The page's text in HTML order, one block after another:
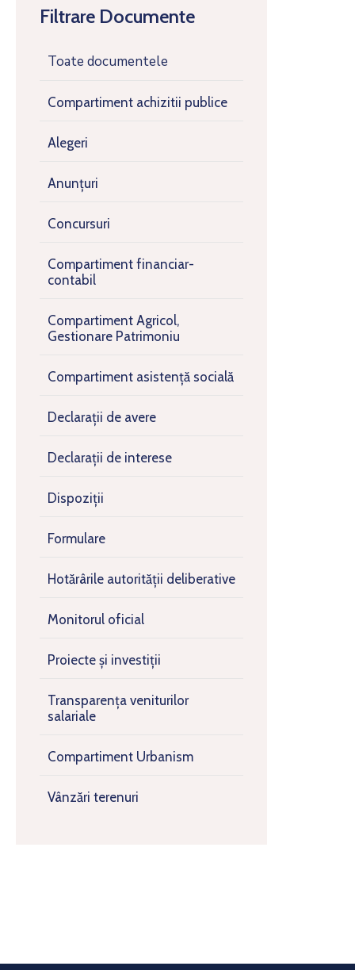
Filtrare Documente
Toate documentele
Compartiment achizitii publice
Alegeri
Anunțuri
Concursuri
Compartiment financiar-
contabil
Compartiment Agricol,
Gestionare Patrimoniu
Compartiment asistență socială
Declarații de avere
Declarații de interese
Dispoziții
Formulare
Hotărârile autorității deliberative
Monitorul oficial
Proiecte și investiții
Transparența veniturilor
salariale
Compartiment Urbanism
Vânzări terenuri